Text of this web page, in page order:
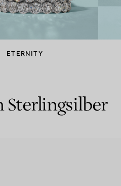
ETERNITY
Sterlingsilber